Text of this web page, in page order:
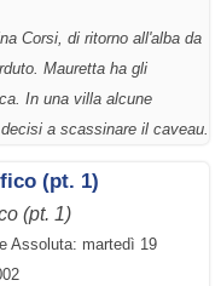
Corsi, di ritorno all'alba da
Mauretta ha gli
In una villa alcune
a scassinare il caveau.
(pt. 1)
(pt. 1)
Assoluta: martedì 19